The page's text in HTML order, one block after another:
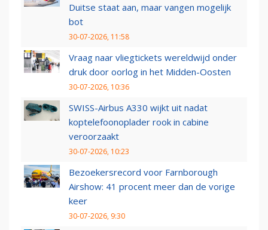
Duitse staat aan, maar vangen mogelijk
bot
30-07-2026, 11:58
Vraag naar vliegtickets wereldwijd onder
druk door oorlog in het Midden-Oosten
30-07-2026, 10:36
SWISS-Airbus A330 wijkt uit nadat
koptelefoonoplader rook in cabine
veroorzaakt
30-07-2026, 10:23
Bezoekersrecord voor Farnborough
Airshow: 41 procent meer dan de vorige
keer
30-07-2026, 9:30